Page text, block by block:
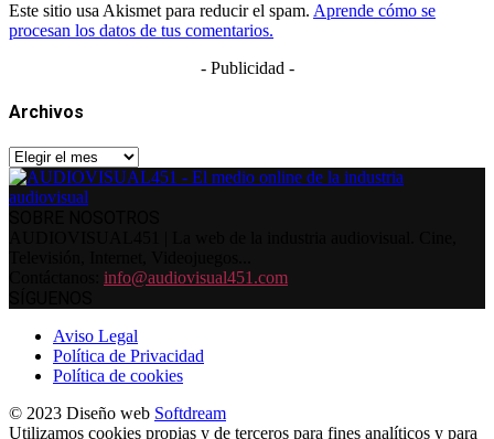
Este sitio usa Akismet para reducir el spam. Aprende cómo se
procesan los datos de tus comentarios.
- Publicidad -
Archivos
Archivos
info@audiovisual451.com
Aviso Legal
Política de Privacidad
Política de cookies
© 2023 Diseño web Softdream
Utilizamos cookies propias y de terceros para fines analíticos y para